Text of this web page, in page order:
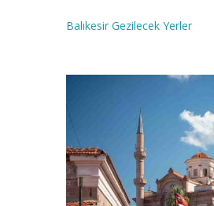
Balıkesir Gezilecek Yerler